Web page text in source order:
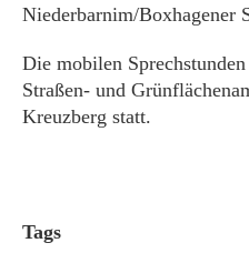
Niederbarnim/Boxhagener
Die mobilen
Straßen- und
Kreuzberg statt.
Tags